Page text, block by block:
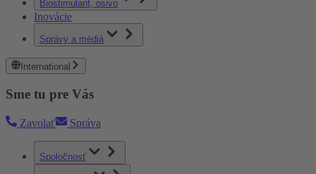
Biostimulant, osivo
Inovácie
Správy a médiá
International
Sme tu pre Vás
Zavolať Správa
Spoločnosť